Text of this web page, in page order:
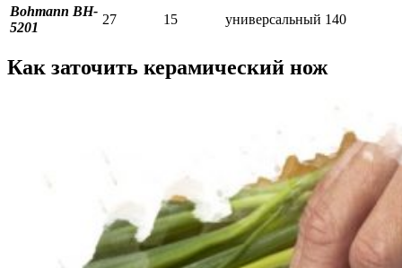
Bohmann BH-
5201
27 15 универсальный 140
Как заточить керамический нож